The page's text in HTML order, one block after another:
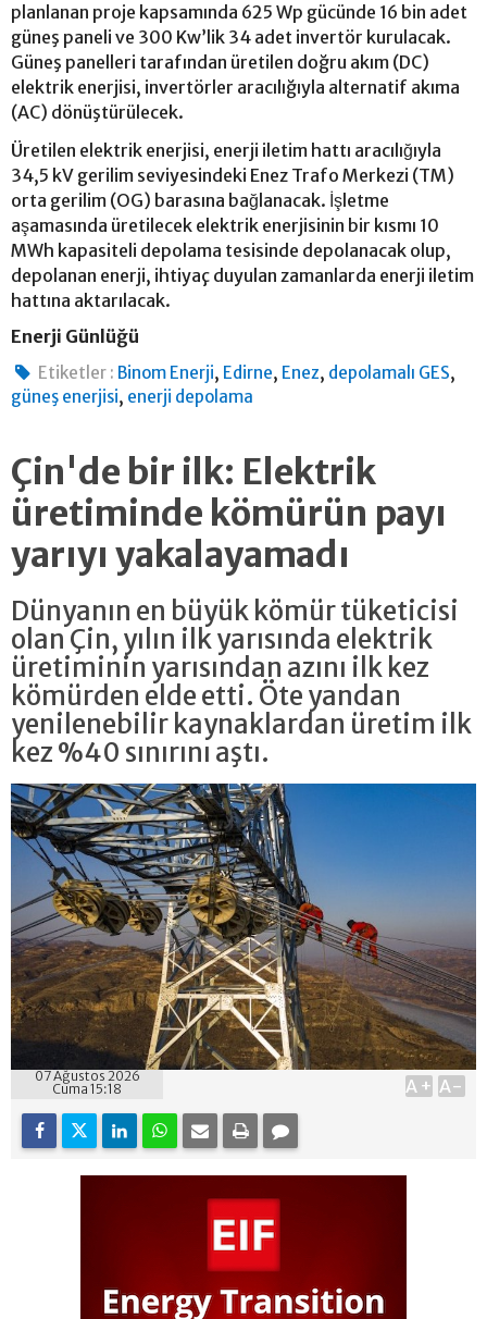
planlanan proje kapsamında 625 Wp gücünde 16 bin adet
güneş paneli ve 300 Kw’lik 34 adet invertör kurulacak.
Güneş panelleri tarafından üretilen doğru akım (DC)
elektrik enerjisi, invertörler aracılığıyla alternatif akıma
(AC) dönüştürülecek.
Üretilen elektrik enerjisi, enerji iletim hattı aracılığıyla
34,5 kV gerilim seviyesindeki Enez Trafo Merkezi (TM)
orta gerilim (OG) barasına bağlanacak. İşletme
aşamasında üretilecek elektrik enerjisinin bir kısmı 10
MWh kapasiteli depolama tesisinde depolanacak olup,
depolanan enerji, ihtiyaç duyulan zamanlarda enerji iletim
hattına aktarılacak.
Enerji Günlüğü
Etiketler : Binom Enerji, Edirne, Enez, depolamalı GES,
güneş enerjisi, enerji depolama
Çin'de bir ilk: Elektrik
üretiminde kömürün payı
yarıyı yakalayamadı
Dünyanın en büyük kömür tüketicisi
olan Çin, yılın ilk yarısında elektrik
üretiminin yarısından azını ilk kez
kömürden elde etti. Öte yandan
yenilenebilir kaynaklardan üretim ilk
kez %40 sınırını aştı.
07 Ağustos 2026
Cuma 15:18
A+ A-